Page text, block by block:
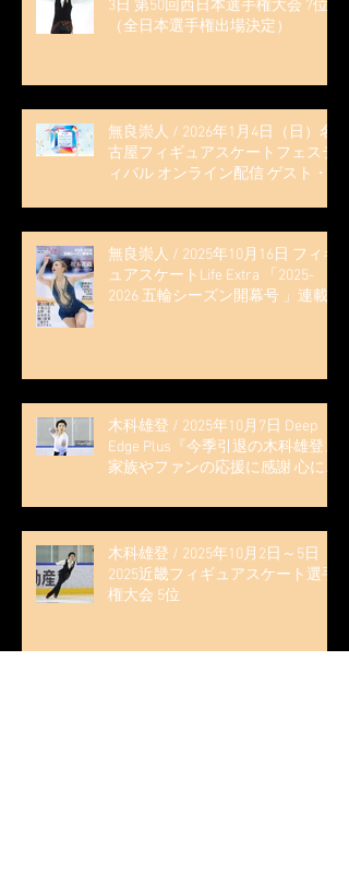
3日 第50回西日本選手権大会 7位
（全日本選手権出場決定）
無良崇人 / 2026年1月4日（日）名
古屋フィギュアスケートフェステ
ィバル オンライン配信 ゲスト・
無良崇人 / 2025年10月16日 フィギ
ュアスケートLife Extra 「2025-
2026 五輪シーズン開幕号 」連載
木科雄登 / 2025年10月7日 Deep
Edge Plus『今季引退の木科雄登、
家族やファンの応援に感謝 心に響
見に来て」』
木科雄登 / 2025年10月2日～5日
2025近畿フィギュアスケート選手
権大会 5位